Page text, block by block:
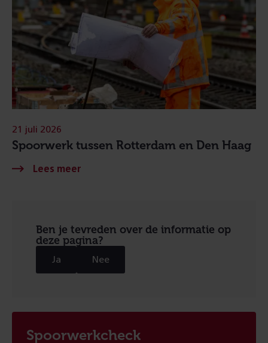
Spoorwerk tussen Rotterdam en Den Haag
21 juli 2026
Ben je tevreden over de informatie op
deze pagina?
Ja Nee
Spoorwerkcheck